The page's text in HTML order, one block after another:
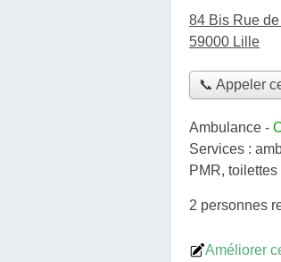
84 Bis Rue
59000 Lille
📞 Appeler
Ambulance -
Services :
PMR,
2 personnes
Améliorer